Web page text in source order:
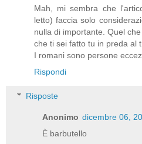
Mah, mi sembra che
letto) faccia solo
nulla di importante. Quel
che ti sei fatto tu in preda al
I romani sono persone
Rispondi
Risposte
Anonimo dicembre 06,
È barbutello